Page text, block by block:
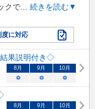
クで... 続きを読む▼
度に対応
果説明付き◇
8 月 9 月 10月
○ ○ ○
8 月 9 月 10月